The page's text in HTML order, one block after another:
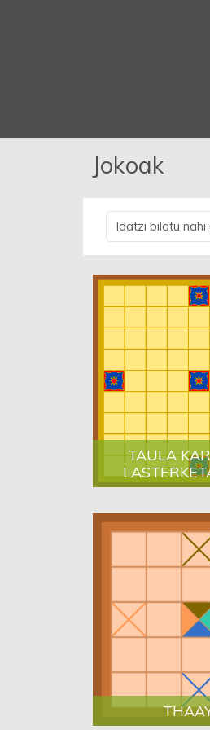
Jokoak
TAULA